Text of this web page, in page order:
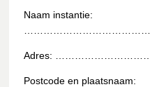
Naam instantie:
Adres:
Postcode en plaatsnaam: